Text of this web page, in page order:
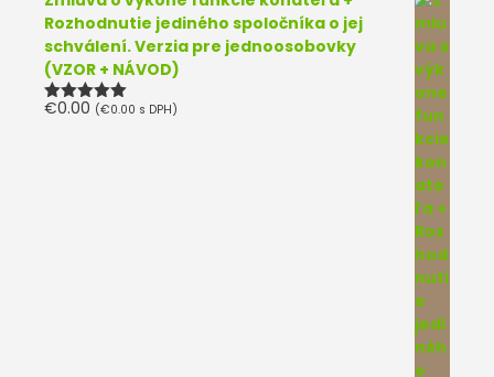
Rozhodnutie jediného spoločníka o jej
schválení. Verzia pre jednoosobovky
(VZOR + NÁVOD)
Hodnotenie
€0.00 (€0.00 s DPH)